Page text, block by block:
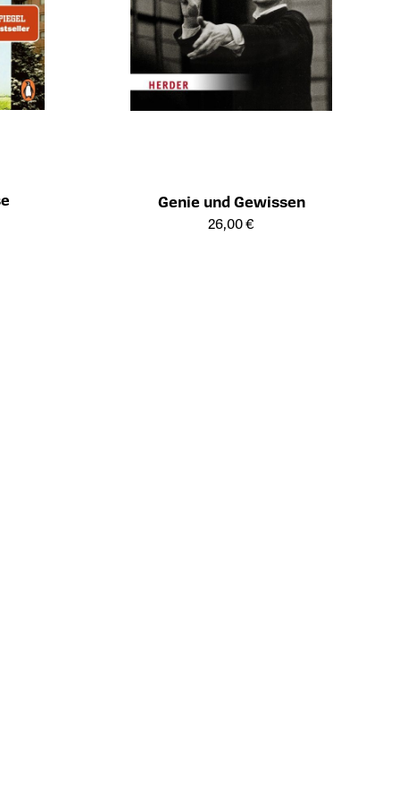
Genie und Gewissen
Öffnet die Detailseite des Produkts
26,00 €